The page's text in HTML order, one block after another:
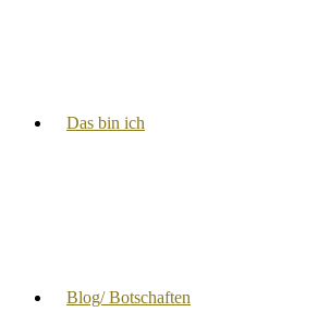
Das bin ich
Blog/ Botschaften